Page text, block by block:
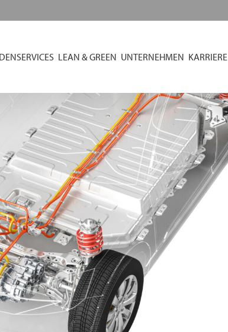
LEAN & GREEN UNTERNEHMEN KARRIERE